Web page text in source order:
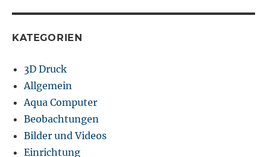
KATEGORIEN
3D Druck
Allgemein
Aqua Computer
Beobachtungen
Bilder und Videos
Einrichtung